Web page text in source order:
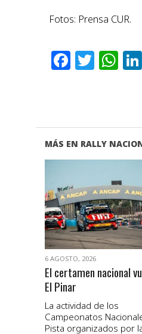
Fotos: Prensa CUR.
MÁS EN RALLY
VER NOTA
6 AGOSTO, 2026
El certamen nacional
El Pinar
La actividad de los
Campeonatos
Pista organizados por